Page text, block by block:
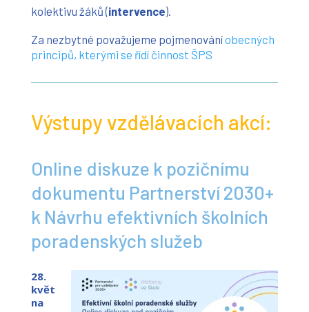
kolektivu žáků (intervence).
Za nezbytné považujeme pojmenováníobecných
principů, kterými se řídí činnost ŠPS
Výstupy vzdělávacích akcí:
Online diskuze k pozičnímu
dokumentu Partnerství 2030+
k Návrhu efektivních školních
poradenských služeb
28.
květ
na